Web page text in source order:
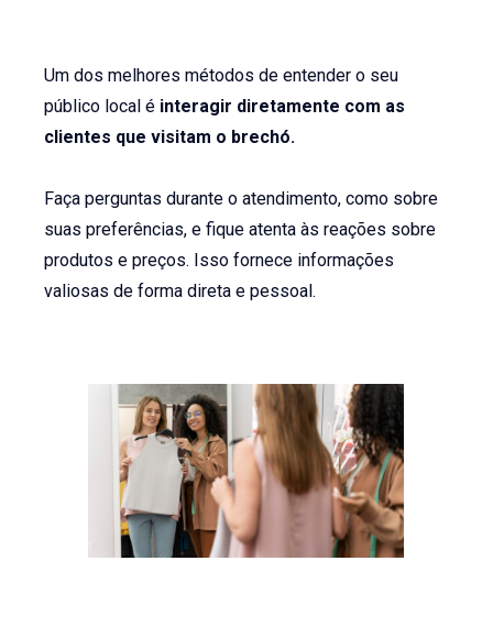
Um dos melhores métodos de entender o seu
público local é interagir diretamente com as
clientes que visitam o brechó.
Faça perguntas durante o atendimento, como sobre
suas preferências, e fique atenta às reações sobre
produtos e preços. Isso fornece informações
valiosas de forma direta e pessoal.